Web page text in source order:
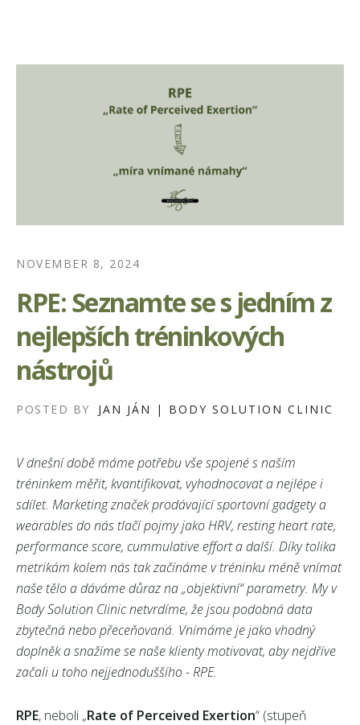
NOVEMBER 8, 2024
RPE: Seznamte se s jedním z
nejlepších tréninkových
nástrojů
POSTED BY JAN JÁN | BODY SOLUTION CLINIC
V dnešní době máme potřebu vše spojené s naším
tréninkem měřit, kvantifikovat, vyhodnocovat a nejlépe i
sdílet. Marketing značek prodávající sportovní gadgety a
wearables do nás tlačí pojmy jako HRV, resting heart rate,
performance score, cummulative effort a další. Díky tolika
metrikám kolem nás tak začínáme v tréninku méně vnímat
naše tělo a dáváme důraz na „objektivní“ parametry. My v
Body Solution Clinic netvrdíme, že jsou podobná data
zbytečná nebo přeceňovaná. Vnímáme je jako vhodný
doplněk a snažíme se naše klienty motivovat, aby nejdříve
začali u toho nejjednoduššího - RPE.
RPE, neboli „Rate of Perceived Exertion“ (stupeň